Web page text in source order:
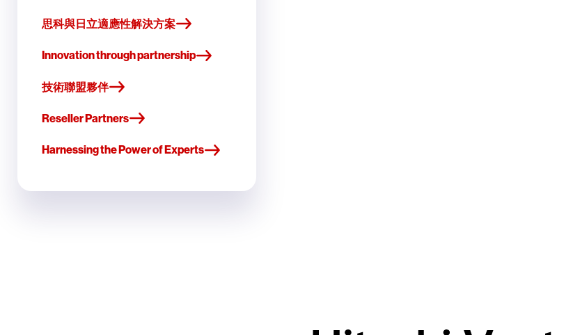
思科與日立適應性解決方案
Innovation through partnership
技術聯盟夥伴
Reseller Partners
Harnessing the Power of Experts